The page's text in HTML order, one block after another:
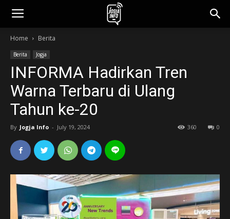
jogjainfo.id
Home Berita
Berita Jogja
INFORMA Hadirkan Tren
Warna Terbaru di Ulang
Tahun ke-20
By Jogja Info - July 19, 2024 0
360